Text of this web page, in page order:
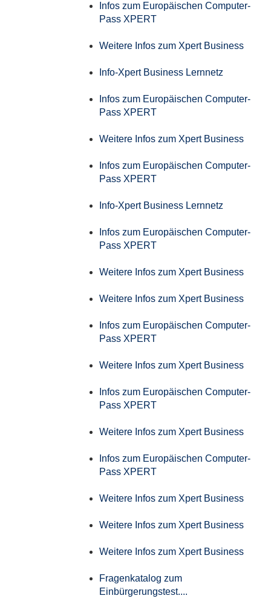
Infos zum Europäischen Computer-
Pass XPERT
Weitere Infos zum Xpert Business
Info-Xpert Business Lernnetz
Infos zum Europäischen Computer-
Pass XPERT
Weitere Infos zum Xpert Business
Infos zum Europäischen Computer-
Pass XPERT
Info-Xpert Business Lernnetz
Infos zum Europäischen Computer-
Pass XPERT
Weitere Infos zum Xpert Business
Weitere Infos zum Xpert Business
Infos zum Europäischen Computer-
Pass XPERT
Weitere Infos zum Xpert Business
Infos zum Europäischen Computer-
Pass XPERT
Weitere Infos zum Xpert Business
Infos zum Europäischen Computer-
Pass XPERT
Weitere Infos zum Xpert Business
Weitere Infos zum Xpert Business
Weitere Infos zum Xpert Business
Fragenkatalog zum
Einbürgerungstest....